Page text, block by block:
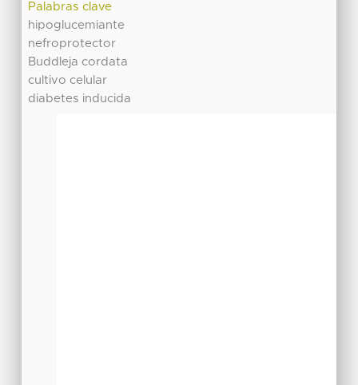
Palabras clave
hipoglucemiante
nefroprotector
Buddleja cordata
cultivo celular
diabetes inducida